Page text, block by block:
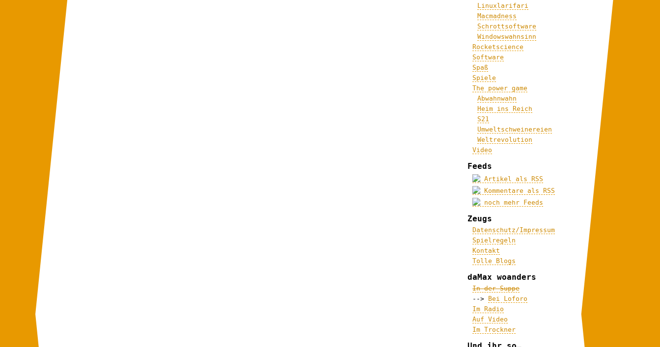
Linuxlarifari
Macmadness
Schrottsoftware
Windowswahnsinn
Rocketscience
Software
Spaß
Spiele
The power game
Abwahnwahn
Heim ins Reich
S21
Umweltschweinereien
Weltrevolution
Video
Feeds
Artikel als RSS
Kommentare als RSS
noch mehr Feeds
Zeugs
Datenschutz/Impressum
Spielregeln
Kontakt
Tolle Blogs
daMax woanders
In der Suppe
-->
Bei Loforo
Im Radio
Auf Video
Im Trockner